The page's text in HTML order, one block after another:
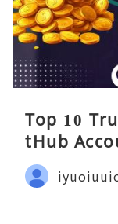
Top 10
tHub